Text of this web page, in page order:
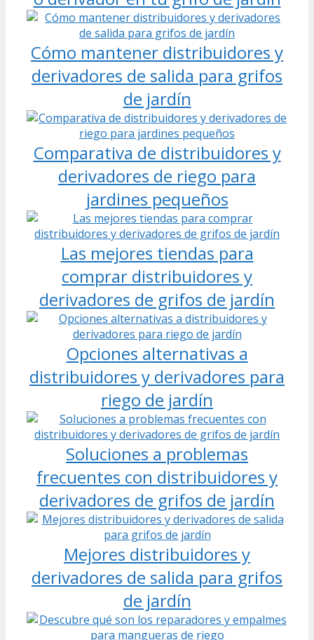
Cómo mantener distribuidores y
derivadores de salida para grifos
de jardín
Comparativa de distribuidores y
derivadores de riego para
jardines pequeños
Las mejores tiendas para
comprar distribuidores y
derivadores de grifos de jardín
Opciones alternativas a
distribuidores y derivadores para
riego de jardín
Soluciones a problemas
frecuentes con distribuidores y
derivadores de grifos de jardín
Mejores distribuidores y
derivadores de salida para grifos
de jardín